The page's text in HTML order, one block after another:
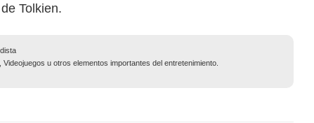
Tolkien.
u otros elementos importantes del entretenimiento.